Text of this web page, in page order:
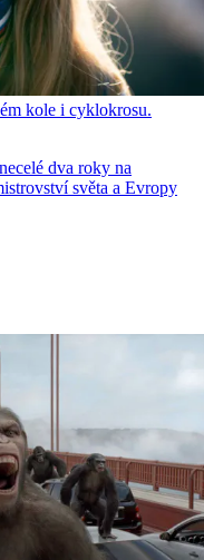
kole i cyklokrosu.
dva roky na
světa a Evropy